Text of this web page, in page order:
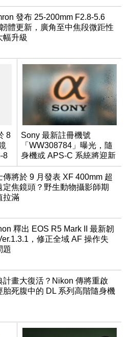
發布 25-200mm F2.8-5.6
體更新，廣角至中焦段微距性
幅升級
8
8
Sony 最新註冊機號
「WW308784」曝光，隨
身機或 APS-C 系統將迎新
成員？
傳將於 9 月發表 XF 400mm 超
定焦鏡頭？野生動物攝影師期
拉滿
釋出 EOS R5 Mark II 最新韌
，修正全域 AF 操作失
題
計畫大復活？Nikon 傳將重啟
胎死腹中的 DL 系列高階隨身機